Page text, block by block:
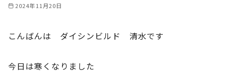
2024年11月20日
こんばんは ダイシンビルド 清水です
今日は寒くなりました